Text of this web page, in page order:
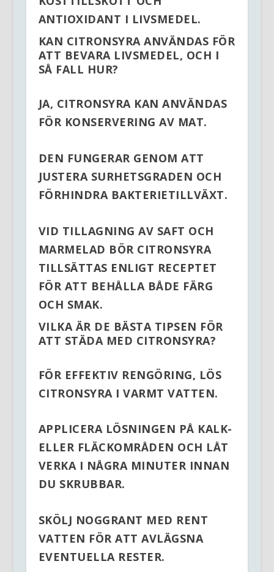
ANTIOXIDANT I LIVSMEDEL.
KAN CITRONSYRA ANVÄNDAS FÖR
ATT BEVARA LIVSMEDEL, OCH I
SÅ FALL HUR?
JA, CITRONSYRA KAN ANVÄNDAS
FÖR KONSERVERING AV MAT.
DEN FUNGERAR GENOM ATT
JUSTERA SURHETSGRADEN OCH
FÖRHINDRA BAKTERIETILLVÄXT.
VID TILLAGNING AV SAFT OCH
MARMELAD BÖR CITRONSYRA
TILLSÄTTAS ENLIGT RECEPTET
FÖR ATT BEHÅLLA BÅDE FÄRG
OCH SMAK.
VILKA ÄR DE BÄSTA TIPSEN FÖR
ATT STÄDA MED CITRONSYRA?
FÖR EFFEKTIV RENGÖRING, LÖS
CITRONSYRA I VARMT VATTEN.
APPLICERA LÖSNINGEN PÅ KALK-
ELLER FLÄCKOMRÅDEN OCH LÅT
VERKA I NÅGRA MINUTER INNAN
DU SKRUBBAR.
SKÖLJ NOGGRANT MED RENT
VATTEN FÖR ATT AVLÄGSNA
EVENTUELLA RESTER.